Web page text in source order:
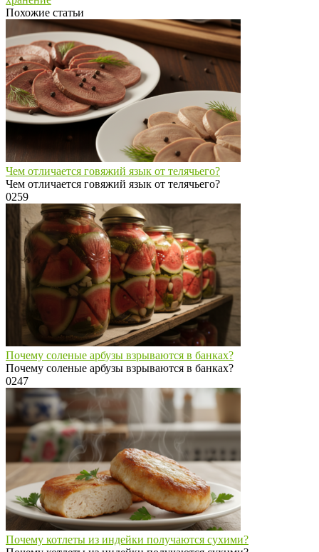
Похожие статьи
Чем отличается говяжий язык от телячьего?
Чем отличается говяжий язык от телячьего?
0259
Почему соленые арбузы взрываются в банках?
Почему соленые арбузы взрываются в банках?
0247
Почему котлеты из индейки получаются сухими?